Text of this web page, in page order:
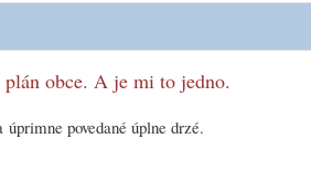
obce. A je mi to jedno.
povedané úplne drzé.